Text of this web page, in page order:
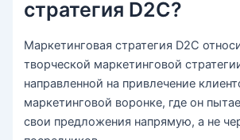
стратегия D2C?
Маркетинговая стратегия D2C
творческой маркетинговой
направленной на привлечение
маркетинговой воронке, где он
свои предложения напрямую, а не